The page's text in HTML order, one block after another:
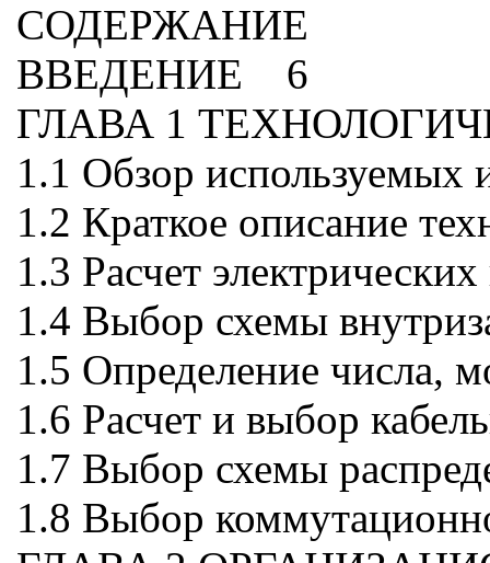
СОДЕРЖАНИЕ
ВВЕДЕНИЕ 6
ГЛАВА 1
1.1 Обзор
1.2 Краткое описание
1.3 Расчет
1.4 Выбор схемы
1.5 Определение
1.6 Расчет и выбор
1.7 Выбор схемы
1.8 Выбор